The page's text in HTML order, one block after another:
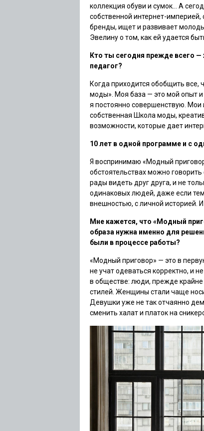
коллекция обуви и сумок… А
собственной интернет-империей,
бренды, ищет и развивает
Эвелину о том, как ей удается
Кто ты сегодня прежде всего
педагог?
Когда приходится обобщить
моды». Моя база — это мой опыт
я постоянно совершенствую. Мои
собственная Школа моды,
возможности, которые дает
10 лет в одной программе и с
Я воспринимаю «Модный
обстоятельствах можно
рады видеть друг друга, и не
одинаковых людей, даже если
внешностью, с личной историей.
Мне кажется, что «Модный
образа нужна именно для
были в процессе работы?
«Модный приговор» — это в
не учат одеваться корректно, и
в обществе: люди, прежде крайне
стилей. Женщины стали чаще
Девушки уже не так отчаянно
сменить халат и платок на